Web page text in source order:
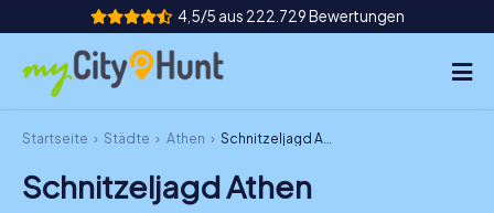
4,5/5 aus 222.729 Bewertungen
So funktioniert's
Städte
Startseite Städte Athen Schnitzeljagd Athen
Schnitzeljagd Athen